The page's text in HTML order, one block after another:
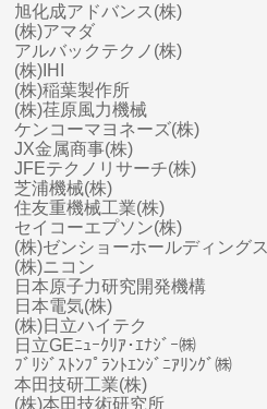
旭化成アドバンス(株)
(株)アマダ
アルバックテクノ(株)
(株)IHI
(株)稲葉製作所
(株)荏原風力機械
ケンコーマヨネーズ(株)
JX金属商事(株)
JFEテクノリサーチ(株)
芝浦機械(株)
住友重機械工業(株)
セイコーエプソン(株)
(株)ゼンショーホールディングス
(株)ニコン
日本原子力研究開発機構
日本電気(株)
(株)日立ハイテク
日立GEﾆｭｰｸﾘｱ･ｴﾅｼﾞｰ㈱
ﾌﾞﾘｼﾞｽﾄﾝﾌﾟﾗﾝﾄｴﾝｼﾞﾆｱﾘﾝｸﾞ㈱
本田技研工業(株)
(株)本田技術研究所